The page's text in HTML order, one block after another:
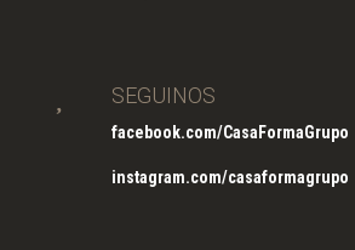
SEGUINOS
facebook.com/CasaFormaGrupo
instagram.com/casaformagrupo